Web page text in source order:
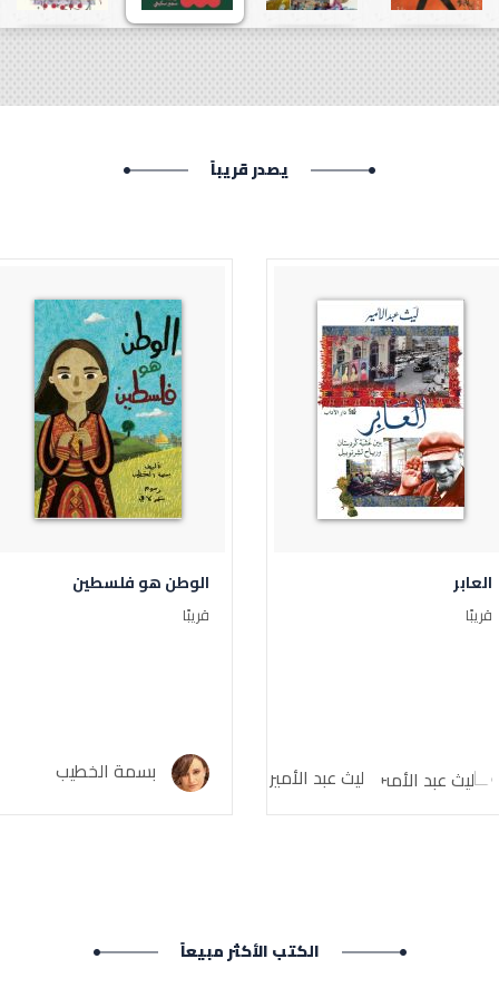
يصدر قريباً
العابر
قريبًا
ليث عبد الأمير
الوطن هو فلسطين
قريبًا
بسمة الخطيب
الكتب الأكثر مبيعاً